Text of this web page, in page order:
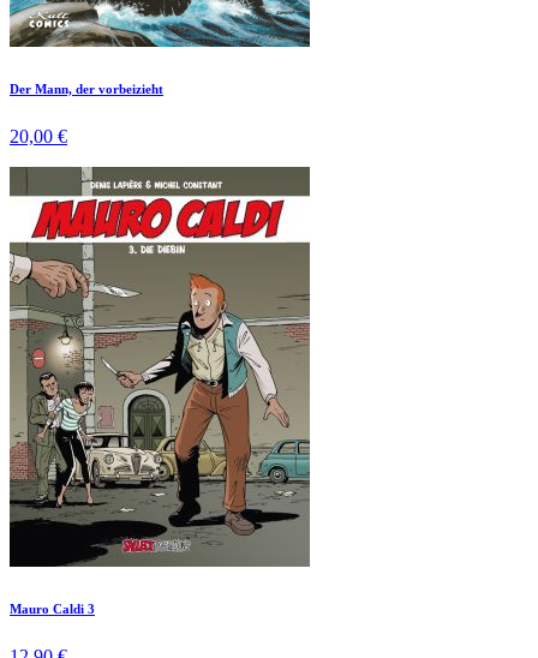
Der Mann, der vorbeizieht
20,00 €
Mauro Caldi 3